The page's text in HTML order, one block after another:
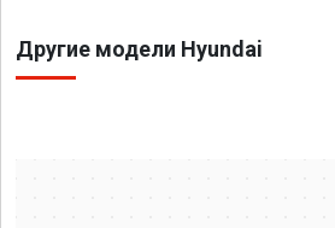
Другие модели Hyundai